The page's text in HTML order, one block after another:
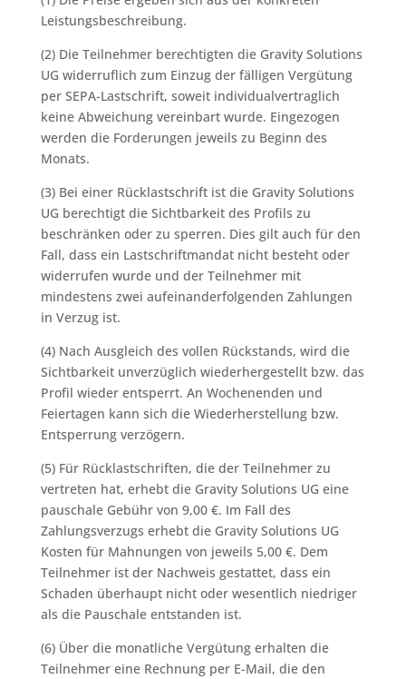
Leistungsbeschreibung.
(2) Die Teilnehmer berechtigten die Gravity Solutions
UG widerruflich zum Einzug der fälligen Vergütung
per SEPA-Lastschrift, soweit individualvertraglich
keine Abweichung vereinbart wurde. Eingezogen
werden die Forderungen jeweils zu Beginn des
Monats.
(3) Bei einer Rücklastschrift ist die Gravity Solutions
UG berechtigt die Sichtbarkeit des Profils zu
beschränken oder zu sperren. Dies gilt auch für den
Fall, dass ein Lastschriftmandat nicht besteht oder
widerrufen wurde und der Teilnehmer mit
mindestens zwei aufeinanderfolgenden Zahlungen
in Verzug ist.
(4) Nach Ausgleich des vollen Rückstands, wird die
Sichtbarkeit unverzüglich wiederhergestellt bzw. das
Profil wieder entsperrt. An Wochenenden und
Feiertagen kann sich die Wiederherstellung bzw.
Entsperrung verzögern.
(5) Für Rücklastschriften, die der Teilnehmer zu
vertreten hat, erhebt die Gravity Solutions UG eine
pauschale Gebühr von 9,00 €. Im Fall des
Zahlungsverzugs erhebt die Gravity Solutions UG
Kosten für Mahnungen von jeweils 5,00 €. Dem
Teilnehmer ist der Nachweis gestattet, dass ein
Schaden überhaupt nicht oder wesentlich niedriger
als die Pauschale entstanden ist.
(6) Über die monatliche Vergütung erhalten die
Teilnehmer eine Rechnung per E-Mail, die den